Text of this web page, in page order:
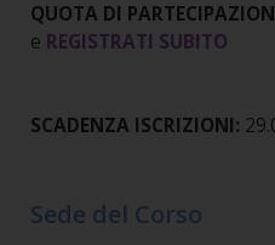
QUOTA DI
e REGISTRATI SUBITO
SCADENZA ISCRIZIONI:
Sede del Corso